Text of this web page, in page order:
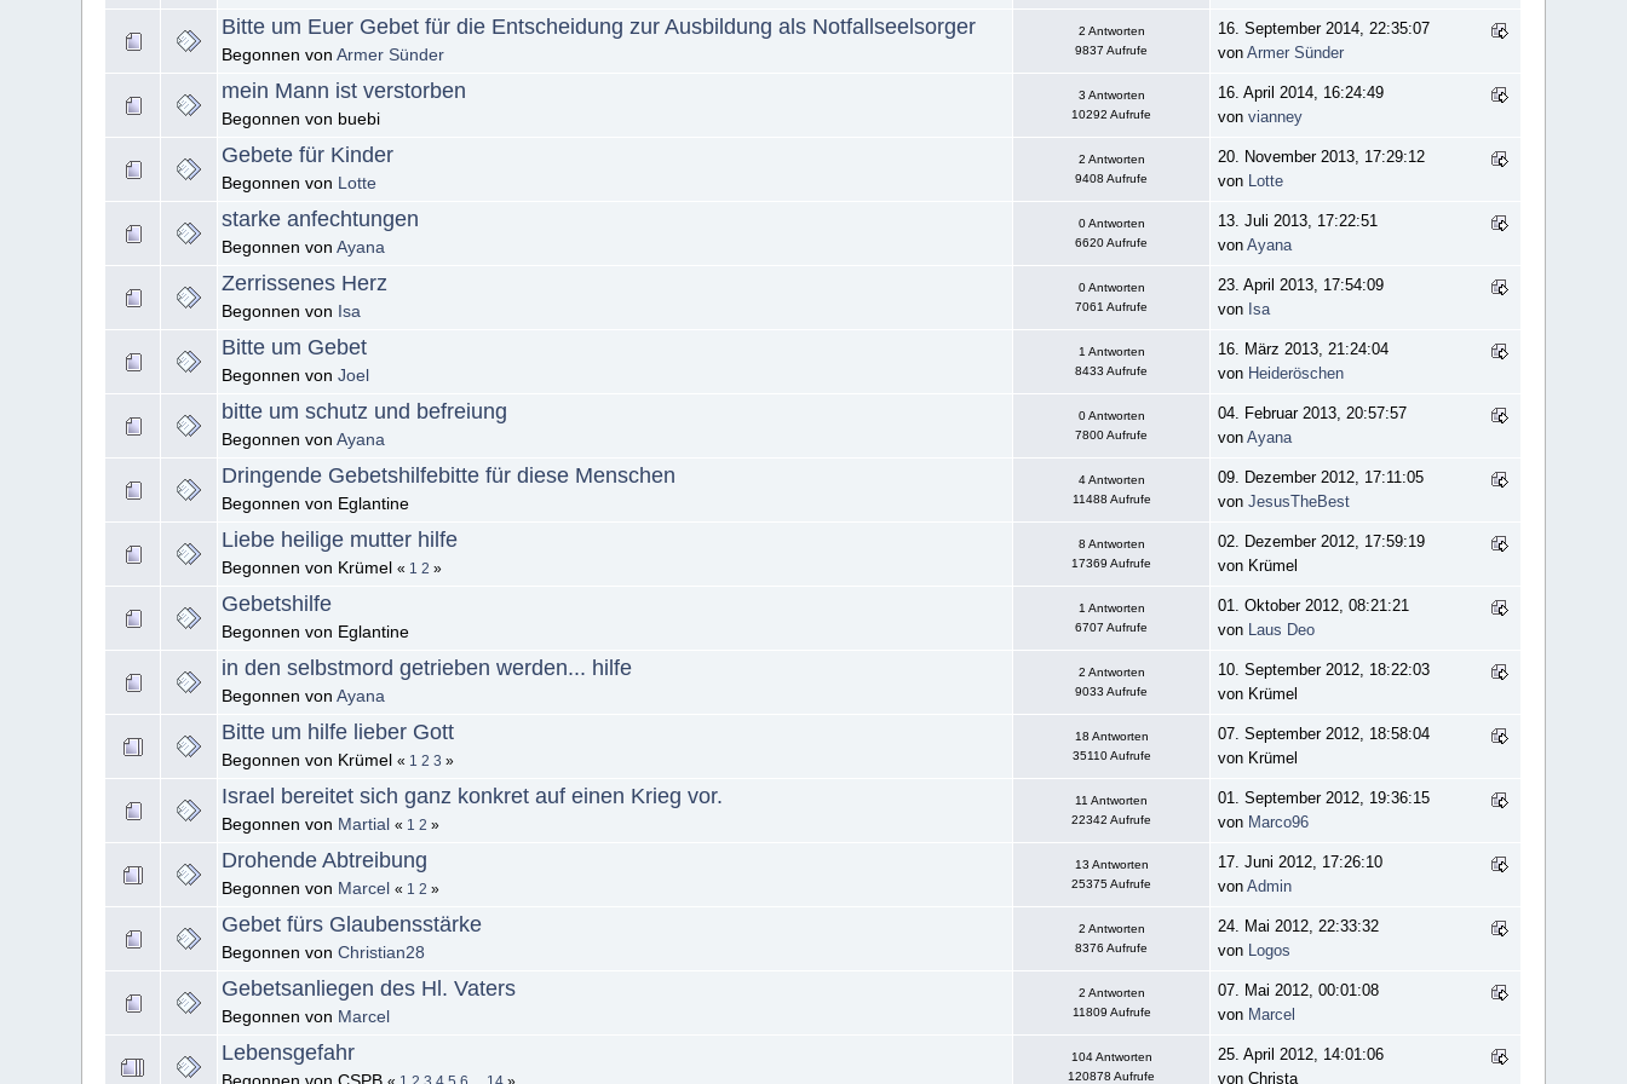
Bitte um Euer Gebet für die Entscheidung zur Ausbildung als Notfallseelsorger
Begonnen vonArmer Sünder
2 Antworten
9837 Aufrufe
16. September 2014, 22:35:07
vonArmer Sünder
mein Mann ist verstorben
Begonnen von buebi
3 Antworten
10292 Aufrufe
16. April 2014, 16:24:49
vonvianney
Gebete für Kinder
Begonnen von Lotte
2 Antworten
9408 Aufrufe
20. November 2013, 17:29:12
von Lotte
starke anfechtungen
Begonnen vonAyana
0 Antworten
6620 Aufrufe
13. Juli 2013, 17:22:51
vonAyana
Zerrissenes Herz
Begonnen von Isa
0 Antworten
7061 Aufrufe
23. April 2013, 17:54:09
von Isa
Bitte um Gebet
Begonnen vonJoel
1 Antworten
8433 Aufrufe
16. März 2013, 21:24:04
von Heideröschen
bitte um schutz und befreiung
Begonnen vonAyana
0 Antworten
7800 Aufrufe
04. Februar 2013, 20:57:57
vonAyana
Dringende Gebetshilfebitte für diese Menschen
Begonnen von Eglantine
4 Antworten
11488 Aufrufe
09. Dezember 2012, 17:11:05
vonJesusTheBest
Liebe heilige mutter hilfe
Begonnen von Krümel« 1 2 »
8 Antworten
17369 Aufrufe
02. Dezember 2012, 17:59:19
von Krümel
Gebetshilfe
Begonnen von Eglantine
1 Antworten
6707 Aufrufe
01. Oktober 2012, 08:21:21
von Laus Deo
in den selbstmord getrieben werden... hilfe
Begonnen vonAyana
2 Antworten
9033 Aufrufe
10. September 2012, 18:22:03
von Krümel
Bitte um hilfe lieber Gott
Begonnen von Krümel« 1 2 3 »
18 Antworten
35110 Aufrufe
07. September 2012, 18:58:04
von Krümel
Israel bereitet sich ganz konkret auf einen Krieg vor.
Begonnen von Martial « 1 2 »
11 Antworten
22342 Aufrufe
01. September 2012, 19:36:15
von Marco96
Drohende Abtreibung
Begonnen von Marcel « 1 2 »
13 Antworten
25375 Aufrufe
17. Juni 2012, 17:26:10
vonAdmin
Gebet fürs Glaubensstärke
Begonnen vonChristian28
2 Antworten
8376 Aufrufe
24. Mai 2012, 22:33:32
von Logos
Gebetsanliegen des Hl. Vaters
Begonnen von Marcel
2 Antworten
11809 Aufrufe
07. Mai 2012, 00:01:08
von Marcel
Lebensgefahr
104 Antworten
120878 Aufrufe
25. April 2012, 14:01:06
von Christa